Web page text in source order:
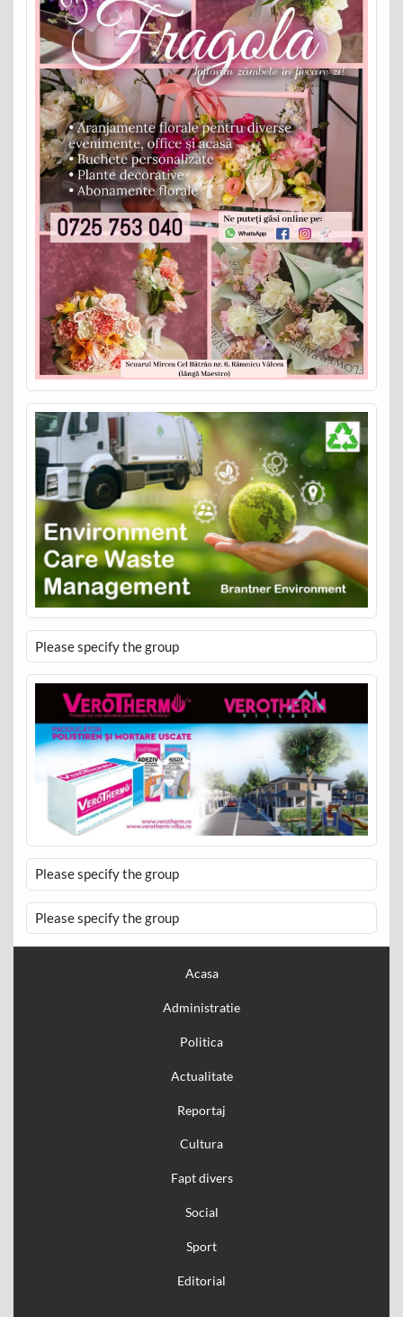
Please specify the group
Please specify the group
Please specify the group
Acasa
Administratie
Politica
Actualitate
Reportaj
Cultura
Fapt divers
Social
Sport
Editorial